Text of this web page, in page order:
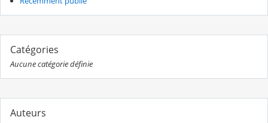
Catégories
Aucune catégorie définie
Auteurs